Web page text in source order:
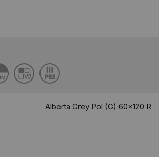
Alberta Grey Pol (G) 60x120 R